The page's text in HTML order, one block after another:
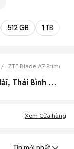
512 GB 1 TB
ZTE Blade A7 Prime
0 Zte Blade A7 Prime cũ Huyện Tiền Hải, Thái Bình đẹp
Xem Cửa hàng